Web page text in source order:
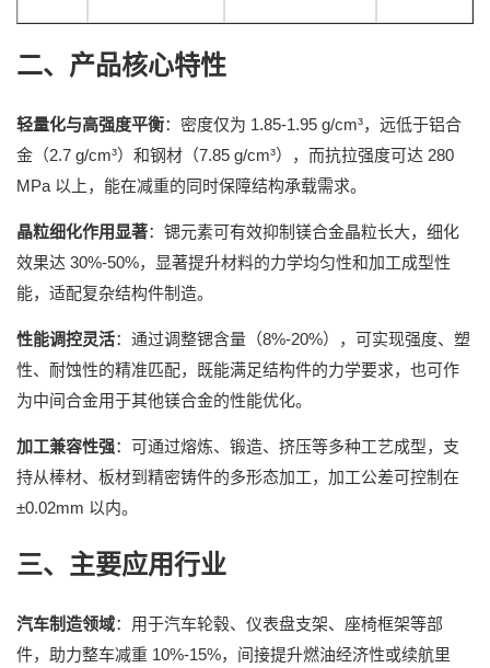
二、产品核心特性
轻量化与高强度平衡：密度仅为 1.85-1.95 g/cm³，远低于铝合
金（2.7 g/cm³）和钢材（7.85 g/cm³），而抗拉强度可达 280
MPa 以上，能在减重的同时保障结构承载需求。
晶粒细化作用显著：锶元素可有效抑制镁合金晶粒长大，细化
效果达 30%-50%，显著提升材料的力学均匀性和加工成型性
能，适配复杂结构件制造。
性能调控灵活：通过调整锶含量（8%-20%），可实现强度、塑
性、耐蚀性的精准匹配，既能满足结构件的力学要求，也可作
为中间合金用于其他镁合金的性能优化。
加工兼容性强：可通过熔炼、锻造、挤压等多种工艺成型，支
持从棒材、板材到精密铸件的多形态加工，加工公差可控制在
±0.02mm 以内。
三、主要应用行业
汽车制造领域：用于汽车轮毂、仪表盘支架、座椅框架等部
件，助力整车减重 10%-15%，间接提升燃油经济性或续航里